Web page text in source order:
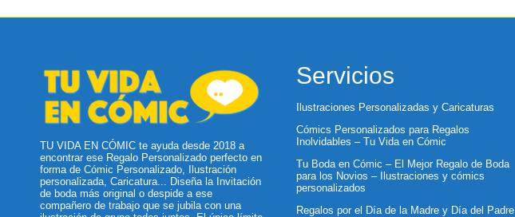
TU VIDA EN CÓMIC te ayuda desde 2018 a
encontrar ese Regalo Personalizado perfecto en
forma de Cómic Personalizado, Ilustración
personalizada, Caricatura... Diseña la Invitación
de boda más original o despide a ese
compañero de trabajo que se jubila con una
Servicios
Ilustraciones Personalizadas y Caricaturas
Cómics Personalizados para Regalos
Inolvidables – Tu Vida en Cómic
Tu Boda en Cómic – El Mejor Regalo de Boda
para los Novios – Ilustraciones y cómics
personalizados
Regalos por el Día de la Madre y Día del Padre